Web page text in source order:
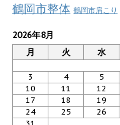
鶴岡市整体 鶴岡市肩こり
2026年8月
月
火 水
3
4 5
10
11 12
17
18 19
24
25 26